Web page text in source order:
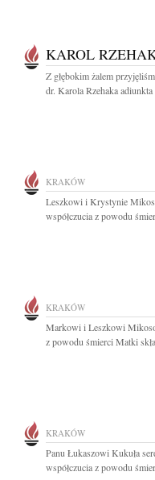
KAROL
Z głębokim żalem
dr. Karola Rzehaka
KRAKÓW
Leszkowi i Krystynie
współczucia z powodu
KRAKÓW
Markowi i Leszkowi
z powodu śmierci Matki
KRAKÓW
Panu Łukaszowi Kukuła
współczucia z powodu